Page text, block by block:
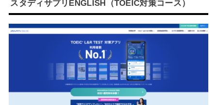
スタディサプリENGLISH（TOEIC対策コース）